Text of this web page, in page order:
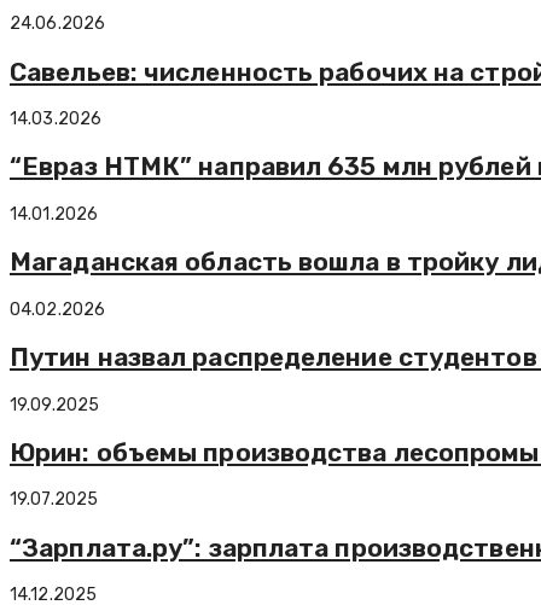
24.06.2026
Савельев: численность рабочих на
14.03.2026
“Евраз НТМК” направил 635 млн рублей
14.01.2026
Магаданская область вошла в тройку
04.02.2026
Путин назвал распределение
19.09.2025
Юрин: объемы производства
19.07.2025
“Зарплата.ру”: зарплата
14.12.2025